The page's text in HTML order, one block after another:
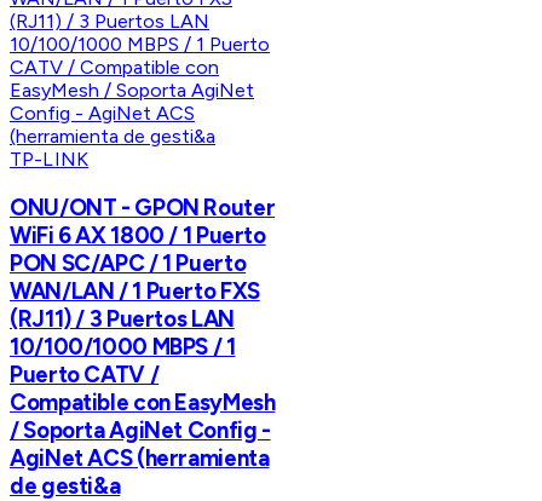
TP-LINK
ONU/ONT - GPON Router
WiFi 6 AX 1800 / 1 Puerto
PON SC/APC / 1 Puerto
WAN/LAN / 1 Puerto FXS
(RJ11) / 3 Puertos LAN
10/100/1000 MBPS / 1
Puerto CATV /
Compatible con EasyMesh
/ Soporta AgiNet Config -
AgiNet ACS (herramienta
de gesti&a